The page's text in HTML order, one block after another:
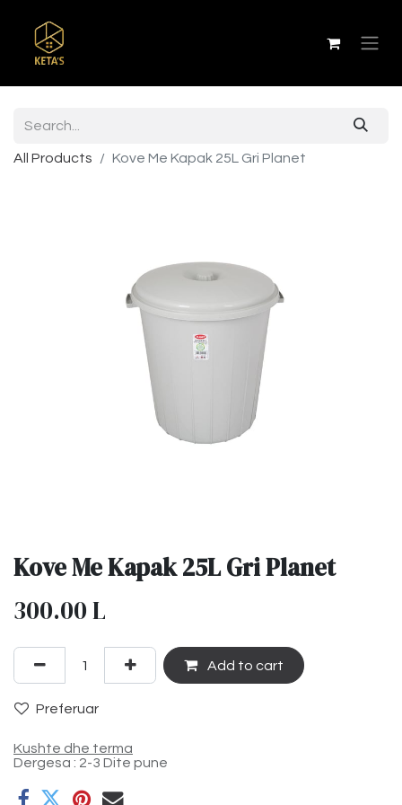
All Products Kove Me Kapak 25L Gri Planet
Kove Me Kapak 25L Gri Planet
300.00L
Add to cart
Preferuar
Kushte dhe terma
Dergesa : 2-3 Dite pune